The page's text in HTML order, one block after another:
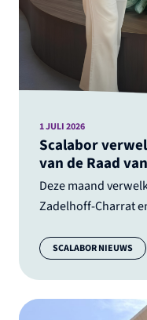
Scalabor
van de Raad
Deze maand
Zadelhoff-Charrat
1 JULI 2026
Categorie:
SCALABOR NIEUWS